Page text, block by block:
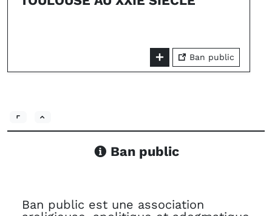
Ban public
Ban public
Ban public est une association